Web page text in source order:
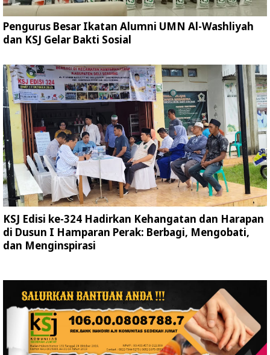
Pengurus Besar Ikatan Alumni UMN Al-Washliyah
dan KSJ Gelar Bakti Sosial
KSJ Edisi ke-324 Hadirkan Kehangatan dan Harapan
di Dusun I Hamparan Perak: Berbagi, Mengobati,
dan Menginspirasi